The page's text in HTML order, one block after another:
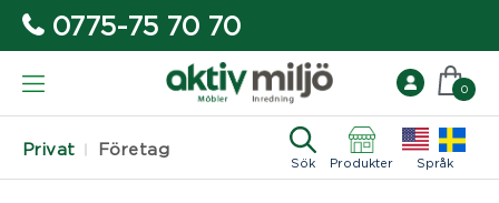
0775-75 70 70
Privat Företag
Sök Produkter Språk
0